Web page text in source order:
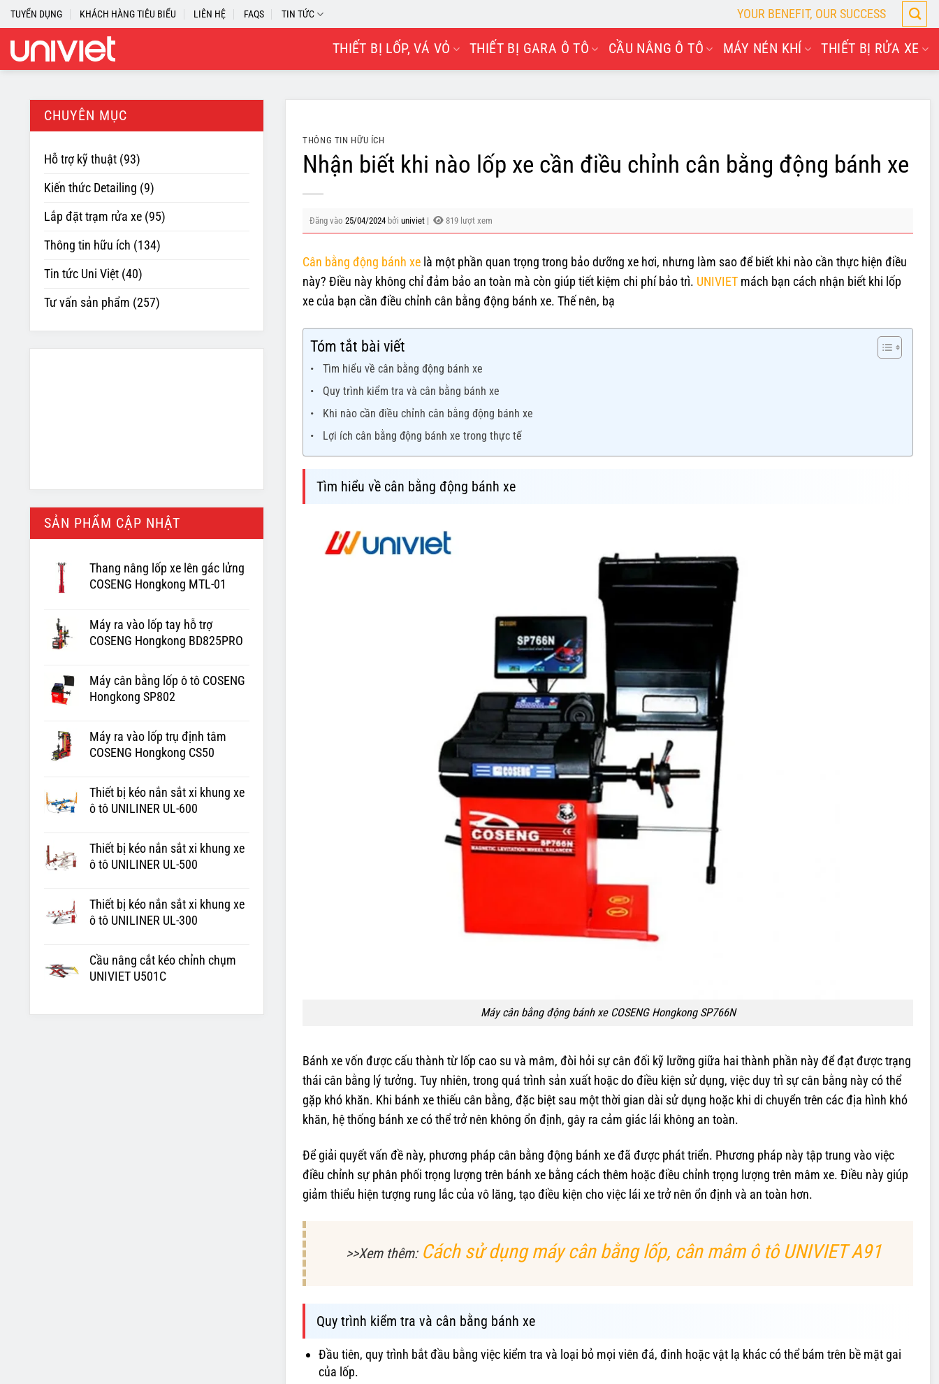
Skip
to
content
TUYỂN DỤNG KHÁCH HÀNG TIÊU BIỂU LIÊN HỆ FAQS TIN TỨC YOUR BENEFIT, OUR SUCCESS
THIẾT BỊ LỐP, VÁ VỎ THIẾT BỊ GARA Ô TÔ CẦU NÂNG Ô TÔ MÁY NÉN KHÍ THIẾT BỊ RỬA XE
CHUYÊN MỤC
Hỗ trợ kỹ thuật (93)
Kiến thức Detailing (9)
Lắp đặt trạm rửa xe (95)
Thông tin hữu ích (134)
Tin tức Uni Việt (40)
Tư vấn sản phẩm (257)
SẢN PHẨM CẬP NHẬT
Thang nâng lốp xe lên gác lửng
COSENG Hongkong MTL-01
Máy ra vào lốp tay hỗ trợ
COSENG Hongkong BD825PRO
Máy cân bằng lốp ô tô COSENG
Hongkong SP802
Máy ra vào lốp trụ định tâm
COSENG Hongkong CS50
Thiết bị kéo nắn sắt xi khung xe
ô tô UNILINER UL-600
Thiết bị kéo nắn sắt xi khung xe
ô tô UNILINER UL-500
Thiết bị kéo nắn sắt xi khung xe
ô tô UNILINER UL-300
Cầu nâng cắt kéo chỉnh chụm
UNIVIET U501C
THÔNG TIN HỮU ÍCH
Nhận biết khi nào lốp xe cần điều chỉnh cân bằng động bánh xe
Đăng vào 25/04/2024 bởi univiet | 819 lượt xem
Cân bằng động bánh xe là một phần quan trọng trong bảo dưỡng xe hơi, nhưng làm sao để biết khi nào cần thực hiện điều
này? Điều này không chỉ đảm bảo an toàn mà còn giúp tiết kiệm chi phí bảo trì. UNIVIET mách bạn cách nhận biết khi lốp
xe của bạn cần điều chỉnh cân bằng động bánh xe. Thế nên, bạ
Tóm tắt bài viết
Tìm hiểu về cân bằng động bánh xe
Quy trình kiểm tra và cân bằng bánh xe
Khi nào cần điều chỉnh cân bằng động bánh xe
Lợi ích cân bằng động bánh xe trong thực tế
Tìm hiểu về cân bằng động bánh xe
Máy cân bằng động bánh xe COSENG Hongkong SP766N
Bánh xe vốn được cấu thành từ lốp cao su và mâm, đòi hỏi sự cân đối kỹ lưỡng giữa hai thành phần này để đạt được trạng
thái cân bằng lý tưởng. Tuy nhiên, trong quá trình sản xuất hoặc do điều kiện sử dụng, việc duy trì sự cân bằng này có thể
gặp khó khăn. Khi bánh xe thiếu cân bằng, đặc biệt sau một thời gian dài sử dụng hoặc khi di chuyển trên các địa hình khó
khăn, hệ thống bánh xe có thể trở nên không ổn định, gây ra cảm giác lái không an toàn.
Để giải quyết vấn đề này, phương pháp cân bằng động bánh xe đã được phát triển. Phương pháp này tập trung vào việc
điều chỉnh sự phân phối trọng lượng trên bánh xe bằng cách thêm hoặc điều chỉnh trọng lượng trên mâm xe. Điều này giúp
giảm thiểu hiện tượng rung lắc của vô lăng, tạo điều kiện cho việc lái xe trở nên ổn định và an toàn hơn.
>>Xem thêm: Cách sử dụng máy cân bằng lốp, cân mâm ô tô UNIVIET A91
Quy trình kiểm tra và cân bằng bánh xe
Đầu tiên, quy trình bắt đầu bằng việc kiểm tra và loại bỏ mọi viên đá, đinh hoặc vật lạ khác có thể bám trên bề mặt gai
của lốp.